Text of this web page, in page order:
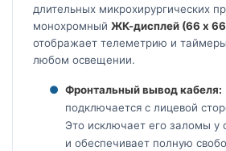
длительных микрохирургических
монохромный ЖК-дисплей (66 х
отображает телеметрию и
любом освещении.
Фронтальный вывод кабеля:
подключается с лицевой
Это исключает его заломы у
и обеспечивает полную